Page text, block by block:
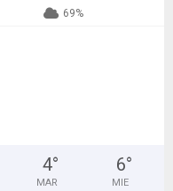
69%
4°
MAR
6°
MIE